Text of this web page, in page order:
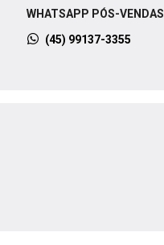
WHATSAPP PÓS-VENDAS
(45) 99137-3355